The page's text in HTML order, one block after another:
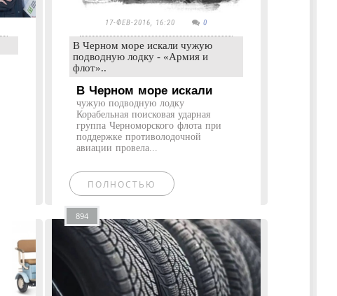
17-ФЕВ-2016, 16:20 0
В Черном море искали чужую
подводную лодку - «Армия и
флот»..
В Черном море искали
чужую подводную лодку
Корабельная поисковая ударная
группа Черноморского флота при
поддержке противолодочной
авиации провела...
ПОЛНОСТЬЮ
894